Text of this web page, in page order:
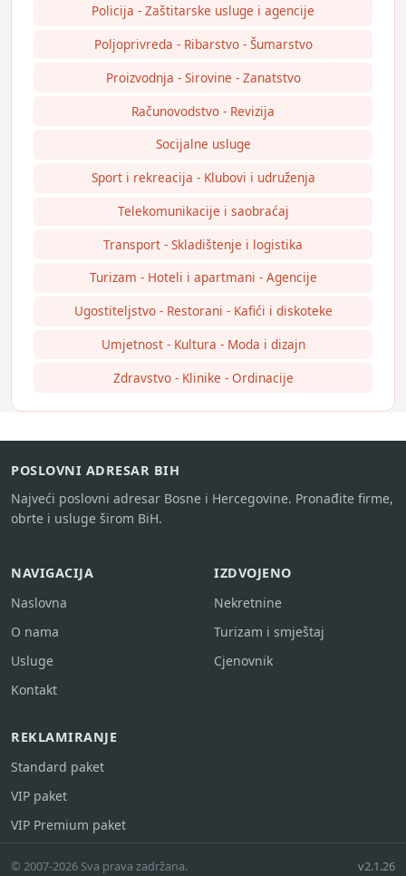
Policija - Zaštitarske usluge i agencije
Poljoprivreda - Ribarstvo - Šumarstvo
Proizvodnja - Sirovine - Zanatstvo
Računovodstvo - Revizija
Socijalne usluge
Sport i rekreacija - Klubovi i udruženja
Telekomunikacije i saobraćaj
Transport - Skladištenje i logistika
Turizam - Hoteli i apartmani - Agencije
Ugostiteljstvo - Restorani - Kafići i diskoteke
Umjetnost - Kultura - Moda i dizajn
Zdravstvo - Klinike - Ordinacije
POSLOVNI ADRESAR BIH
Najveći poslovni adresar Bosne i Hercegovine. Pronađite firme,
obrte i usluge širom BiH.
NAVIGACIJA
Naslovna
O nama
Usluge
Kontakt
IZDVOJENO
Nekretnine
Turizam i smještaj
Cjenovnik
REKLAMIRANJE
Standard paket
VIP paket
VIP Premium paket
© 2007-2026 Sva prava zadržana. v2.1.26